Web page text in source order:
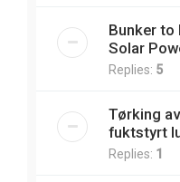
Bunker to
Solar
Replies: 5
Tørking
fuktstyrt
Replies: 1